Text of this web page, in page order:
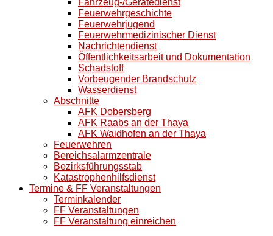
Fahrzeug-/Gerätedienst
Feuerwehrgeschichte
Feuerwehrjugend
Feuerwehrmedizinischer Dienst
Nachrichtendienst
Öffentlichkeitsarbeit und Dokumentation
Schadstoff
Vorbeugender Brandschutz
Wasserdienst
Abschnitte
AFK Dobersberg
AFK Raabs an der Thaya
AFK Waidhofen an der Thaya
Feuerwehren
Bereichsalarmzentrale
Bezirksführungsstab
Katastrophenhilfsdienst
Termine & FF Veranstaltungen
Terminkalender
FF Veranstaltungen
FF Veranstaltung einreichen